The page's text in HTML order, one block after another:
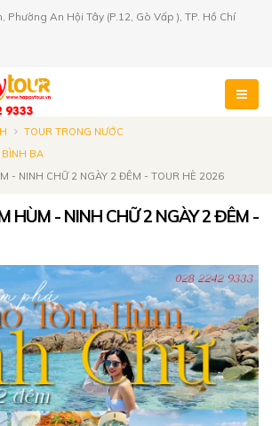
Phường An Hội Tây (P.12, Gò Vấp ), TP. Hồ Chí
TOUR TRONG NƯỚC
BA
- NINH CHỮ 2 NGÀY 2 ĐÊM - TOUR HÈ 2026
HÙM - NINH CHỮ 2 NGÀY 2 ĐÊM -